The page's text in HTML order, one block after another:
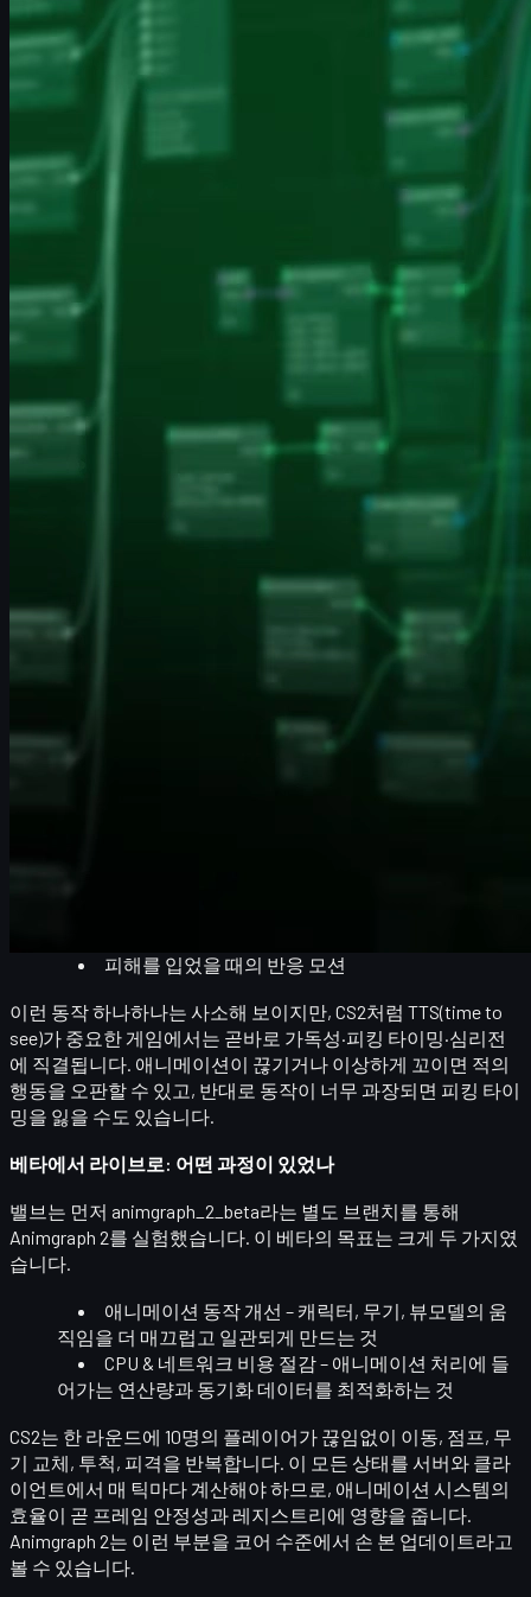
랭크·프리미어에서 체감되는 실전 변화
Animgraph 2와 CS2 스킨: 시너지 활용 가이드
Animgraph 2 관련 자주 묻는 질문 & 문제 해결
Animgraph 2 패치 이후 연습 팁
Animgraph 2 업데이트 한눈에 보기
2026년 4월 21일, 밸브가 테스트 중이던 새로운 애니메이션 시
를 정식 라이브 버전에 적용했습니다. 기존에
animgraph_2_beta
브랜치에서만 사용되던 기능이 이제는 CS2
이 된 것입니다.
이 글에서는 Animgraph 2가 정확히 무엇인지, 게임 화면과 조작
한지, 그리고 업데이트 이후 어떤 식으로 적응하고 연습하면 좋
은지까지한국 유저 기준으로 자세히 정리합니다. 또한 새 애니
메이션 시스템과
이 어떻게 어울리는지,
레이딩을 즐기는 유저가 주목할 포인트도 함께 다룹니다.
Animgraph 2란 무엇인가?
는 간단히 말해 CS2에서 캐릭터와 무기, 움직임 애
니메이션이
어떤 순서와 로직으로 재생되는지 를 관리하는 새
로운 시스템입니다. 그래픽 옵션이나 텍스처 품질처럼 "더 화려
하게 보이게" 만드는 업데이트가 아니라, 동작이 더 정확하고 자
만드는 기술적인 변화에 가깝습니다.
Animgraph 2의 핵심 역할
피해를 입었을 때의 반응 모션
이런 동작 하나하나는 사소해 보이지만, CS2처럼 TTS(time to
see)가 중요한 게임에서는 곧바로 가독성·피킹 타이밍·심리전
에 직결됩니다. 애니메이션이 끊기거나 이상하게 꼬이면 적의
행동을 오판할 수 있고, 반대로 동작이 너무 과장되면 피킹 타이
밍을 잃을 수도 있습니다.
베타에서 라이브로: 어떤 과정이 있었나
밸브는 먼저 animgraph_2_beta라는 별도 브랜치를 통해
Animgraph 2를 실험했습니다. 이 베타의 목표는 크게 두 가지였
습니다.
애니메이션 동작 개선 – 캐릭터, 무기, 뷰모델의 움
직임을 더 매끄럽고 일관되게 만드는 것
CPU & 네트워크 비용 절감– 애니메이션 처리에 들
어가는 연산량과 동기화 데이터를 최적화하는 것
CS2는 한 라운드에 10명의 플레이어가 끊임없이 이동, 점프, 무
기 교체, 투척, 피격을 반복합니다. 이 모든 상태를 서버와 클라
이언트에서 매 틱마다 계산해야 하므로, 애니메이션 시스템의
효율이 곧 프레임 안정성과 레지스트리에 영향을 줍니다.
Animgraph 2는 이런 부분을 코어 수준에서 손 본 업데이트라고
볼 수 있습니다.